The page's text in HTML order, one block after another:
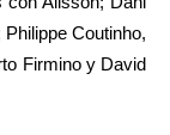
Coutinho,
Firmino y David